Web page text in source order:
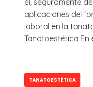
aplicaciones del
laboral en la
Tanatoestética En
TANATOESTÉTICA